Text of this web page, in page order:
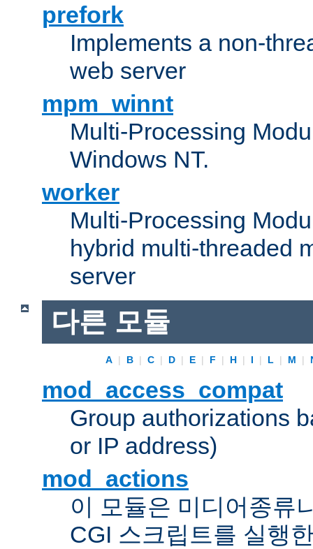
prefork
Implements a non-
web server
mpm_winnt
Multi-Processing
Windows NT.
worker
Multi-Processing
hybrid multi-threaded
server
다른 모듈
A | B | C | D | E | F | H | I | L | M |
mod_access_compat
Group authorizations
or IP address)
mod_actions
이 모듈은 미디어종류
CGI 스크립트를 실행